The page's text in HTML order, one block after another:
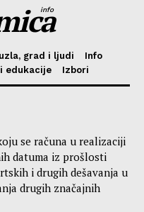
info
grad i ljudi
Info
edukacije Izbori
se računa u realizaciji
datuma iz prošlosti
i drugih dešavanja u
drugih značajnih